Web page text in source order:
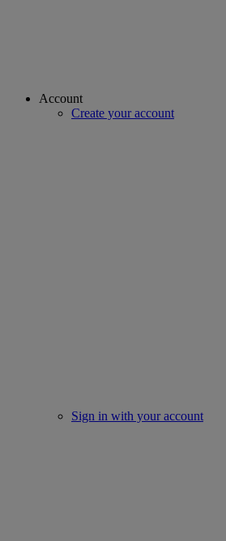
Account
Create your account
Sign in with your account